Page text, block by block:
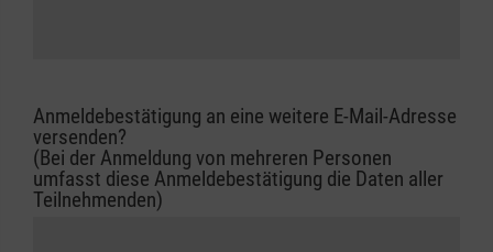
Anmeldebestätigung an eine weitere E-Mail-Adresse
versenden?
(Bei der Anmeldung von mehreren Personen
umfasst diese Anmeldebestätigung die Daten aller
Teilnehmenden)